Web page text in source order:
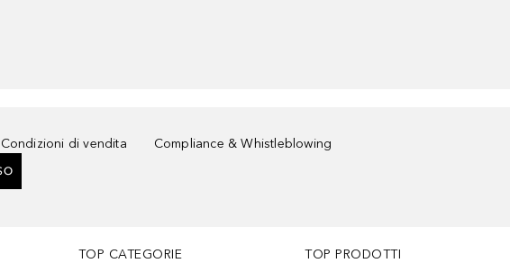
Condizioni di vendita
Compliance & Whistleblowing
TOP CATEGORIE TOP PRODOTTI